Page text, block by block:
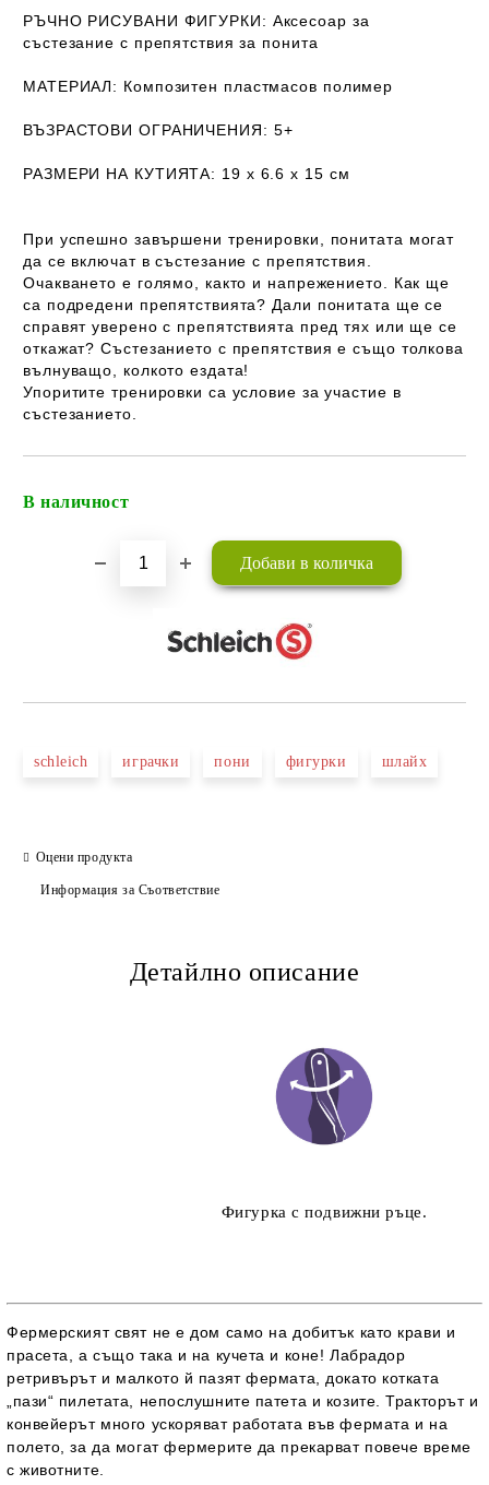
РЪЧНО РИСУВАНИ ФИГУРКИ: Аксесоар за
състезание с препятствия за понита
МАТЕРИАЛ: Композитен пластмасов полимер
ВЪЗРАСТОВИ ОГРАНИЧЕНИЯ: 5+
РАЗМЕРИ НА КУТИЯТА: 19 x 6.6 x 15 см
При успешно завършени тренировки, понитата могат
да се включат в състезание с препятствия.
Очакването е голямо, както и напрежението. Как ще
са подредени препятствията? Дали понитата ще се
справят уверено с препятствията пред тях или ще се
откажат? Състезанието с препятствия е също толкова
вълнуващо, колкото ездата!
Упоритите тренировки са условие за участие в
състезанието.
В наличност
schleich играчки пони фигурки шлайх
Оцени продукта
Информация за Съответствие
Детайлно описание
Фигурка с подвижни ръце.
Фермерският свят не е дом само на добитък като крави и
прасета, а също така и на кучета и коне! Лабрадор
ретривърът и малкото й пазят фермата, докато котката
„пази“ пилетата, непослушните патета и козите. Тракторът и
конвейерът много ускоряват работата във фермата и на
полето, за да могат фермерите да прекарват повече време
с животните.